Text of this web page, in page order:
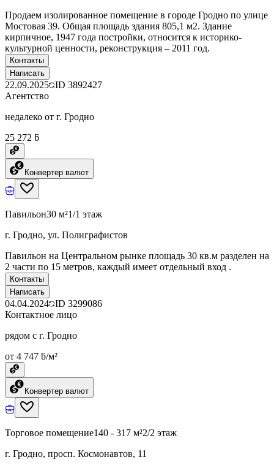
Продаем изолированное помещение в городе Гродно по улице
Мостовая 39. Общая площадь здания 805,1 м2. Здание
кирпичное, 1947 года постройки, относится к историко-
культурной ценности, реконструкция – 2011 год.
Контакты
Написать
22.09.2025 ID 3892427
Агентство
недалеко от г. Гродно
25 272 ƃ
Конвертер валют
Павильон30 м²1/1 этаж
г. Гродно, ул. Полиграфистов
Павильон на Центральном рынке площадь 30 кв.м разделен на
2 части по 15 метров, каждый имеет отдельный вход .
Контакты
Написать
04.04.2024 ID 3299086
Контактное лицо
рядом с г. Гродно
от 4 747 ƃ/м²
Конвертер валют
Торговое помещение140 - 317 м²2/2 этаж
г. Гродно, просп. Космонавтов, 11